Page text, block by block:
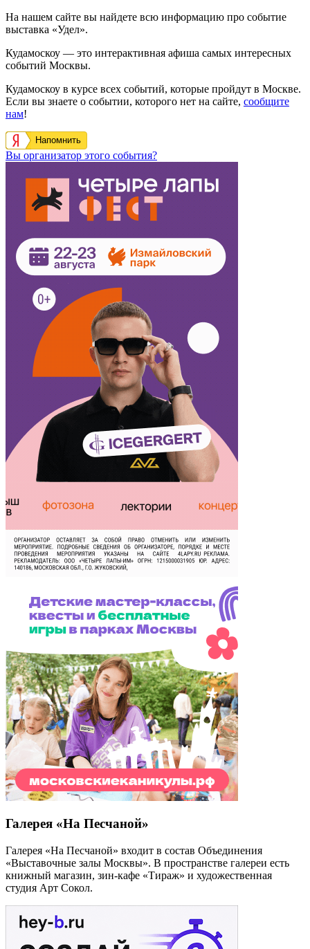
На нашем сайте вы найдете всю информацию про событие
выставка «Удел».
Кудамоскоу — это интерактивная афиша самых интересных
событий Москвы.
Кудамоскоу в курсе всех событий, которые пройдут в Москве.
Если вы знаете о событии, которого нет на сайте, сообщите
нам!
Напомнить
Вы организатор этого события?
Галерея «На Песчаной»
Галерея «На Песчаной» входит в состав Объединения
«Выставочные залы Москвы». В пространстве галереи есть
книжный магазин, зин-кафе «Тираж» и художественная
студия Арт Сокол.